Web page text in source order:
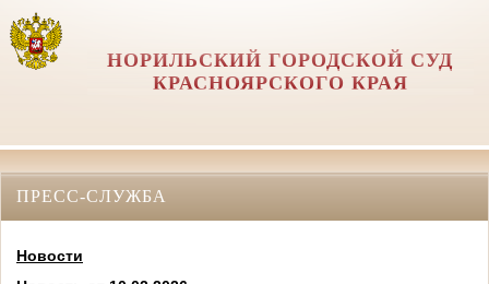
НОРИЛЬСКИЙ ГОРОДСКОЙ СУД
КРАСНОЯРСКОГО КРАЯ
ПРЕСС-СЛУЖБА
Новости